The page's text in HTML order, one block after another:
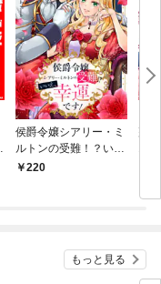
侯爵令嬢シアリー・ミ
ルトンの受難！？いい
え、幸運です！
220
盗
もっと見る